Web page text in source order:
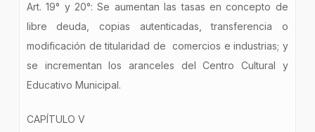
Art. 19° y 20°: Se aumentan las tasas en concepto de
libre deuda, copias autenticadas, transferencia o
modificación de titularidad de comercios e industrias; y
se incrementan los aranceles del Centro Cultural y
Educativo Municipal.
CAPÍTULO V